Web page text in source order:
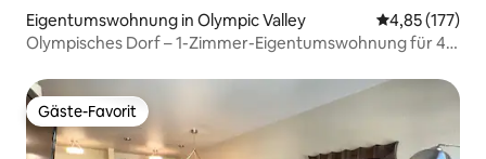
Eigentumswohnung in Olympic Valley
4,85 (177)
Olympisches Dorf – 1-Zimmer-Eigentumswohnung für 4
Gäste-Favorit
Gäste-Favorit